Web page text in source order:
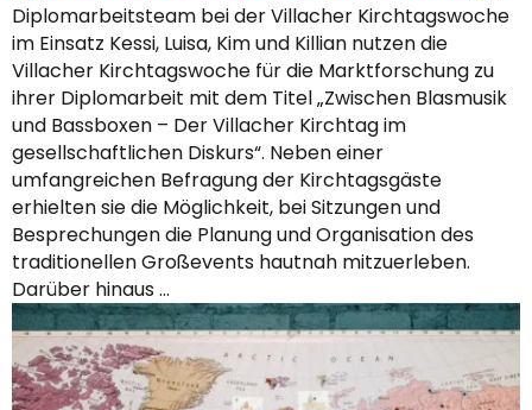
Diplomarbeitsteam bei der Villacher Kirchtagswoche
im Einsatz Kessi, Luisa, Kim und Killian nutzen die
Villacher Kirchtagswoche für die Marktforschung zu
ihrer Diplomarbeit mit dem Titel „Zwischen Blasmusik
und Bassboxen – Der Villacher Kirchtag im
gesellschaftlichen Diskurs“. Neben einer
umfangreichen Befragung der Kirchtagsgäste
erhielten sie die Möglichkeit, bei Sitzungen und
Besprechungen die Planung und Organisation des
traditionellen Großevents hautnah mitzuerleben.
Darüber hinaus …